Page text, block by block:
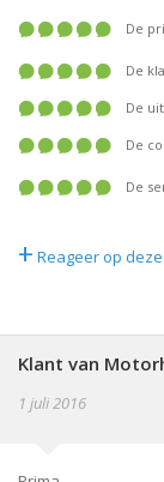
De
De
De
De
De
+ Reageer op
Klant van
1 juli 2016